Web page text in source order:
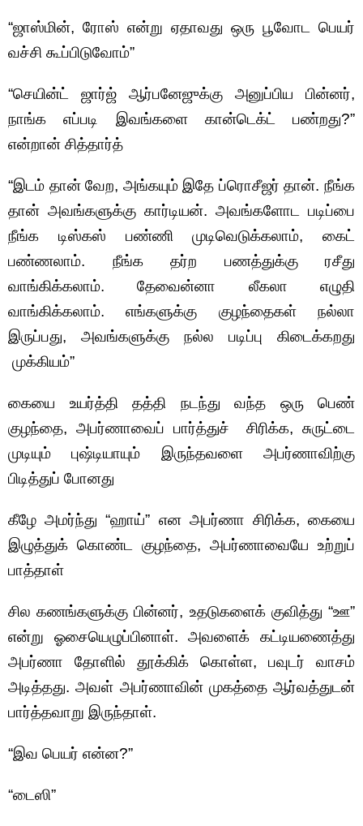
“ஜாஸ்மின், ரோஸ் என்று ஏதாவது ஒரு பூவோட பெயர்
வச்சி கூப்பிடுவோம்”
“செயின்ட் ஜார்ஜ் ஆர்பனேஜுக்கு அனுப்பிய பின்னர்,
நாங்க எப்படி இவங்களை கான்டெக்ட் பண்றது?”
என்றான் சித்தார்த்
“இடம் தான் வேற, அங்கயும் இதே ப்ரொசீஜர் தான். நீங்க
தான் அவங்களுக்கு கார்டியன். அவங்களோட படிப்பை
நீங்க டிஸ்கஸ் பண்ணி முடிவெடுக்கலாம், கைட்
பண்ணலாம். நீங்க தர்ற பணத்துக்கு ரசீது
வாங்கிக்கலாம். தேவைன்னா லீகலா எழுதி
வாங்கிக்கலாம். எங்களுக்கு குழந்தைகள் நல்லா
இருப்பது, அவங்களுக்கு நல்ல படிப்பு கிடைக்கறது
முக்கியம்”
கையை உயர்த்தி தத்தி நடந்து வந்த ஒரு பெண்
குழந்தை, அபர்ணாவைப் பார்த்துச் சிரிக்க, சுருட்டை
முடியும் புஷ்டியாயும் இருந்தவளை அபர்ணாவிற்கு
பிடித்துப் போனது
கீழே அமர்ந்து “ஹாய்” என அபர்ணா சிரிக்க, கையை
இழுத்துக் கொண்ட குழந்தை, அபர்ணாவையே உற்றுப்
பாத்தாள்
சில கணங்களுக்கு பின்னர், உதடுகளைக் குவித்து “ஊ”
என்று ஓசையெழுப்பினாள். அவளைக் கட்டியணைத்து
அபர்ணா தோளில் தூக்கிக் கொள்ள, பவுடர் வாசம்
அடித்தது. அவள் அபர்ணாவின் முகத்தை ஆர்வத்துடன்
பார்த்தவாறு இருந்தாள்.
“இவ பெயர் என்ன?”
“டைஸி”